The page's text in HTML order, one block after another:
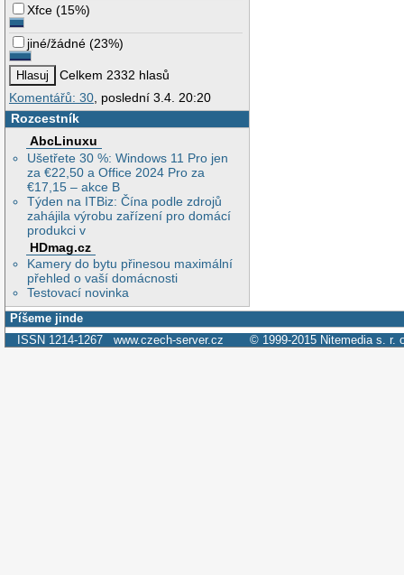
Xfce (15%)
jiné/žádné (23%)
Celkem 2332 hlasů
Komentářů: 30, poslední 3.4. 20:20
Rozcestník
AbcLinuxu
Ušetřete 30 %: Windows 11 Pro jen
za €22,50 a Office 2024 Pro za
€17,15 – akce B
Týden na ITBiz: Čína podle zdrojů
zahájila výrobu zařízení pro domácí
produkci v
HDmag.cz
Kamery do bytu přinesou maximální
přehled o vaší domácnosti
Testovací novinka
Píšeme jinde
ISSN 1214-1267 www.czech-server.cz © 1999-2015 Nitemedia s. r.